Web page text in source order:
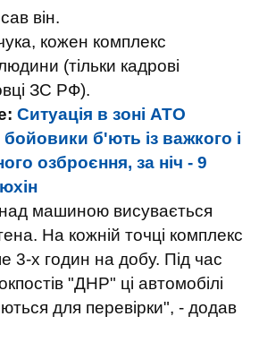
він.
кожен комплекс
(тільки кадрові
ЗС РФ).
Ситуація в зоні АТО
б'ють із важкого і
озброєння, за ніч - 9
машиною висувається
На кожній точці комплекс
3-х годин на добу. Під час
"ДНР" ці автомобілі
для перевірки", - додав